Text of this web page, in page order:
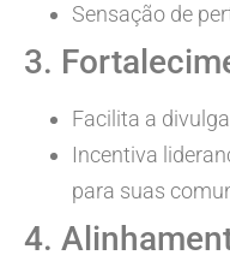
Sensação de
3.
Facilita a
Incentiva
para suas
4.